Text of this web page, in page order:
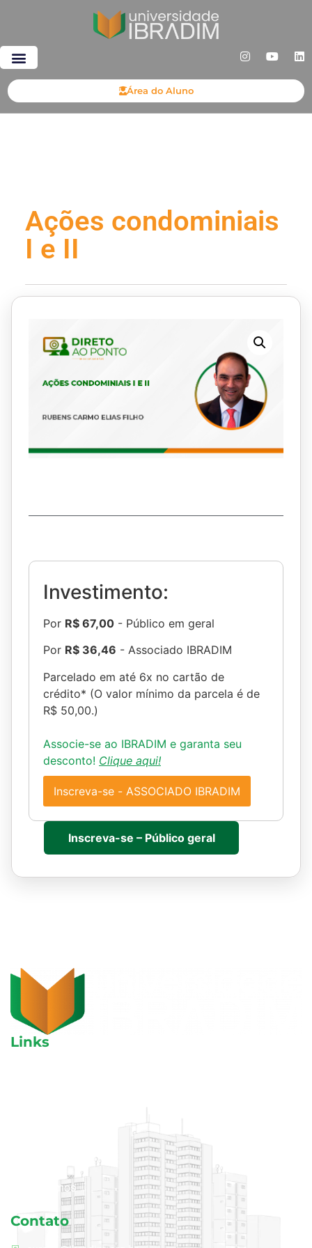
Área do Aluno
Ações condominiais
I e II
Investimento:
Por R$ 67,00 - Público em geral
Por R$ 36,46 - Associado IBRADIM
Parcelado em até 6x no cartão de
crédito* (O valor mínimo da parcela é de
R$ 50,00.)
Associe-se ao IBRADIM e garanta seu
desconto! Clique aqui!
Inscreva-se - ASSOCIADO IBRADIM
Inscreva-se – Público geral
Links
Quem somos
Contato